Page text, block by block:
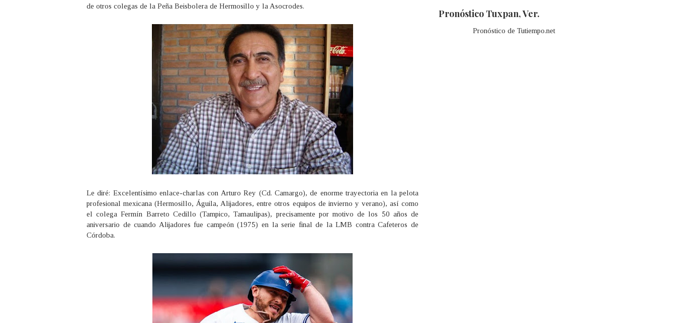
de otros colegas de la Peña Beisbolera de Hermosillo y la Asocrodes.
Le diré: Excelentísimo enlace-charlas con Arturo Rey (Cd. Camargo), de enorme trayectoria en la pelota
profesional mexicana (Hermosillo, Águila, Alijadores, entre otros equipos de invierno y verano), así como
el colega Fermín Barreto Cedillo (Tampico, Tamaulipas), precisamente por motivo de los 50 años de
aniversario de cuando Alijadores fue campeón (1975) en la serie final de la LMB contra Cafeteros de
Córdoba.
Pronóstico Tuxpan, Ver.
Pronóstico de Tutiempo.net